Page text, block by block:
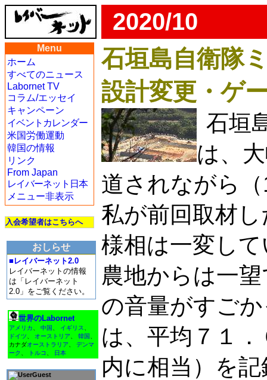
2020/10
Menu
ホーム
すべてのニュース
Labornet TV
コラム/エッセイ
キャンペーン
イベントカレンダー
米国労働運動
韓国の情報
リンク
From Japan
レイバーネット日本
メニュー非表示
入会希望者はこちらへ
おしらせ
■レイバーネット2.0
レイバーネットの情報
は「レイバーネット
2.0」をご覧ください。
世界のLabornet
アメリカ 中国 イギリス
ドイツ
オーストリア 韓国
カナダオーストラリア
デンマ
ーク
トルコ 日本
Guest
石垣島自衛隊
設計変更・ゲ
石垣
は、
道されながら
私が前回取材
様相は一変し
農地からは一
の音量がすご
は、平均７１
内に相当）を